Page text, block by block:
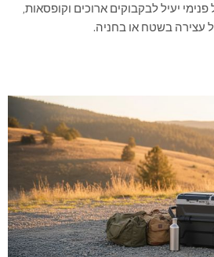
יעיל לבקבוקים ארוכים וקופסאות,
עצירה בשטח או בחניה.